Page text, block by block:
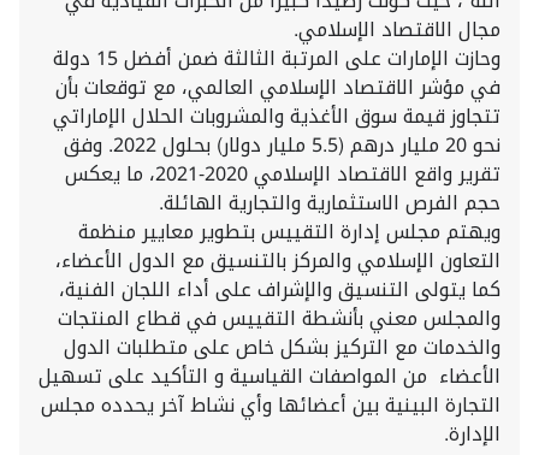
مجال الاقتصاد الإسلامي.
وحازت الإمارات على المرتبة الثالثة ضمن أفضل 15 دولة
في مؤشر الاقتصاد الإسلامي العالمي، مع توقعات بأن
تتجاوز قيمة سوق الأغذية والمشروبات الحلال الإماراتي
نحو 20 مليار درهم (5.5 مليار دولار) بحلول 2022. وفق
تقرير واقع الاقتصاد الإسلامي 2020-2021، ما يعكس
حجم الفرص الاستثمارية والتجارية الهائلة.
ويهتم مجلس إدارة التقييس بتطوير معايير منظمة
التعاون الإسلامي والمركز بالتنسيق مع الدول الأعضاء،
كما يتولى التنسيق والإشراف على أداء اللجان الفنية،
والمجلس معني بأنشطة التقييس في قطاع المنتجات
والخدمات مع التركيز بشكل خاص على متطلبات الدول
الأعضاء من المواصفات القياسية و التأكيد على تسهيل
التجارة البينية بين أعضائها وأي نشاط آخر يحدده مجلس
الإدارة.